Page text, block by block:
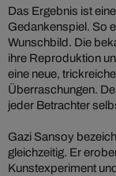
Das Ergebnis ist
Gedankenspiel. So
Wunschbild. Die
ihre Reproduktion
eine neue,
Überraschungen.
jeder Betrachter
Gazi Sansoy
gleichzeitig. Er
Kunstexperiment